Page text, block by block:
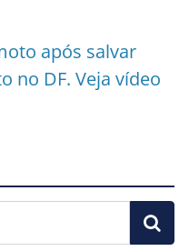
após salvar
no DF. Veja vídeo